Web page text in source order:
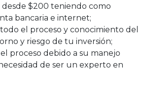
$200 teniendo como
bancaria e internet;
el proceso y conocimiento del
y riesgo de tu inversión;
proceso debido a su manejo
de ser un experto en